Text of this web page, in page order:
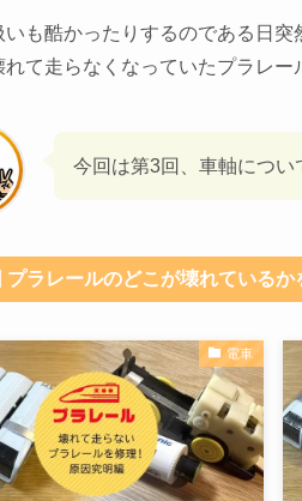
いも酷かったりするのである日突
れて走らなくなっていたプラレ
今回は第3回、車軸につい
プラレールのどこが壊れているか
電車